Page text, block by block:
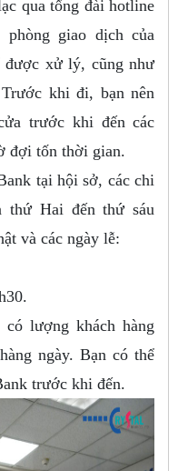
qua tổng đài hotline
giao dịch của
được xử lý, cũng như
khi đi, bạn nên
trước khi đến các
đợi tốn thời gian.
tại hội sở, các chi
thứ Hai đến thứ sáu
và các ngày lễ:
lượng khách hàng
ngày. Bạn có thể
trước khi đến.